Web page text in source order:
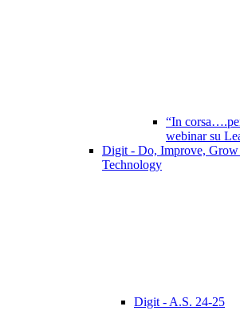
“In
webinar su
Digit - Do, Improve,
Technology
Digit - A.S. 24-25